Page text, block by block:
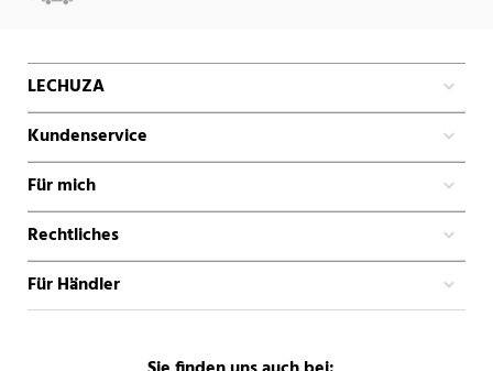
LECHUZA
Kundenservice
Für mich
Rechtliches
Für Händler